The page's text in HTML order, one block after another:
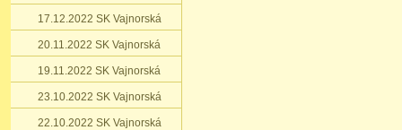
17.12.2022 SK Vajnorská
20.11.2022 SK Vajnorská
19.11.2022 SK Vajnorská
23.10.2022 SK Vajnorská
22.10.2022 SK Vajnorská